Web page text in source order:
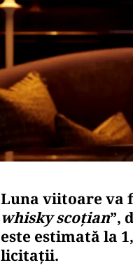
Luna viitoare va
whisky scoțian”,
este estimată la
licitații.